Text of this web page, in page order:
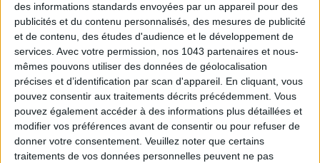
des informations standards envoyées par un appareil pour des
publicités et du contenu personnalisés, des mesures de publicité
et de contenu, des études d'audience et le développement de
services. Avec votre permission, nos 1043 partenaires et nous-
mêmes pouvons utiliser des données de géolocalisation
précises et d’identification par scan d'appareil. En cliquant, vous
pouvez consentir aux traitements décrits précédemment. Vous
pouvez également accéder à des informations plus détaillées et
modifier vos préférences avant de consentir ou pour refuser de
donner votre consentement. Veuillez noter que certains
traitements de vos données personnelles peuvent ne pas
ADOPT PARFUMS RÉVOLUTIONNE LA PARFUMERIE MADE IN FRANCE À PETIT PRIX